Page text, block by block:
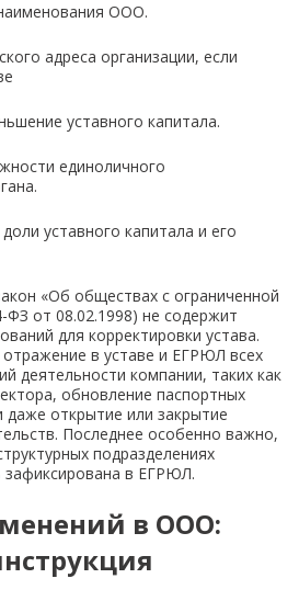
ООО.
адреса организации, если
уставного капитала.
единоличного
уставного капитала и его
«Об обществах с ограниченной
ФЗ от 08.02.1998) не содержит
для корректировки устава.
отражение в уставе и ЕГРЮЛ всех
деятельности компании, таких как
обновление паспортных
даже открытие или закрытие
Последнее особенно важно,
подразделениях
в ЕГРЮЛ.
в ООО: